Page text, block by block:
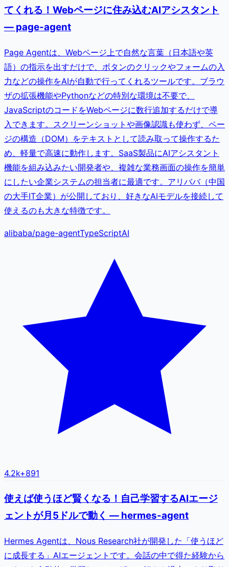
てくれる！Webページに住み込むAIアシスタント
— page-agent
Page Agentは、Webページ上で自然な言葉（日本語や英
語）の指示を出すだけで、ボタンのクリックやフォームの入
力などの操作をAIが自動で行ってくれるツールです。ブラウ
ザの拡張機能やPythonなどの特別な環境は不要で、
JavaScriptのコードをWebページに数行追加するだけで導
入できます。スクリーンショットや画像認識も使わず、ペー
ジの構造（DOM）をテキストとして読み取って操作するた
め、軽量で高速に動作します。SaaS製品にAIアシスタント
機能を組み込みたい開発者や、複雑な業務画面の操作を簡単
にしたい企業システムの担当者に最適です。アリババ（中国
の大手IT企業）が公開しており、好きなAIモデルを接続して
使えるのも大きな特徴です。
alibaba/page-agentTypeScriptAI
4.2k+891
使えば使うほど賢くなる！自己学習するAIエージ
ェントが月5ドルで動く — hermes-agent
Hermes Agentは、Nous Research社が開発した「使うほど
に成長する」AIエージェントです。会話の中で得た経験から